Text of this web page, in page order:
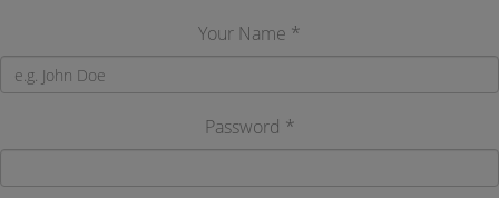
Your Name *
Password *